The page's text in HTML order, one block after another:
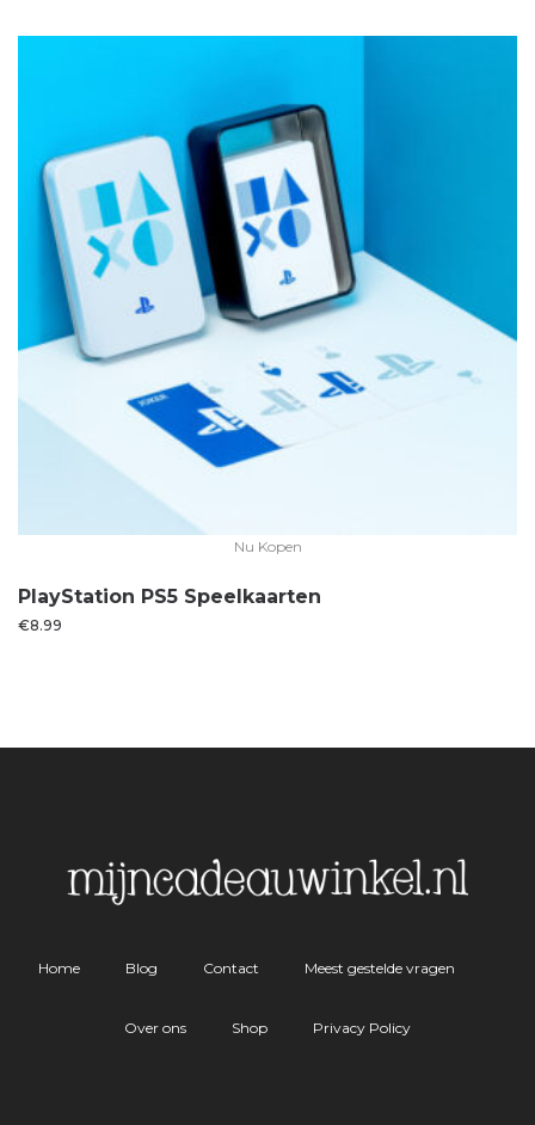
Nu Kopen
PlayStation PS5 Speelkaarten
€8.99
Home Blog Contact Meest gestelde vragen
Over ons Shop Privacy Policy